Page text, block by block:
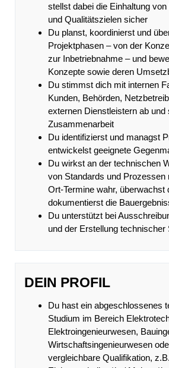
stellst dabei die Einhaltung
und Qualitätszielen sicher
Du planst, koordinierst und
Projektphasen – von der
zur Inbetriebnahme – und
Konzepte sowie deren
Du stimmst dich mit internen
Kunden, Behörden,
externen Dienstleistern ab und
Zusammenarbeit
Du identifizierst und managst
entwickelst geeignete
Du wirkst an der technischen
von Standards und Prozessen
Ort-Termine wahr, überwachst
dokumentierst die
Du unterstützt bei
und der Erstellung technischer
DEIN PROFIL
Du hast ein abgeschlossenes
Studium im Bereich
Elektroingenieurwesen,
Wirtschaftsingenieurwesen
vergleichbare Qualifikation,